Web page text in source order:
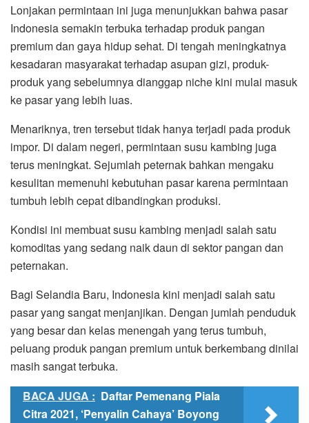
Lonjakan permintaan ini juga menunjukkan bahwa pasar
Indonesia semakin terbuka terhadap produk pangan
premium dan gaya hidup sehat. Di tengah meningkatnya
kesadaran masyarakat terhadap asupan gizi, produk-
produk yang sebelumnya dianggap niche kini mulai masuk
ke pasar yang lebih luas.
Menariknya, tren tersebut tidak hanya terjadi pada produk
impor. Di dalam negeri, permintaan susu kambing juga
terus meningkat. Sejumlah peternak bahkan mengaku
kesulitan memenuhi kebutuhan pasar karena permintaan
tumbuh lebih cepat dibandingkan produksi.
Kondisi ini membuat susu kambing menjadi salah satu
komoditas yang sedang naik daun di sektor pangan dan
peternakan.
Bagi Selandia Baru, Indonesia kini menjadi salah satu
pasar yang sangat menjanjikan. Dengan jumlah penduduk
yang besar dan kelas menengah yang terus tumbuh,
peluang produk pangan premium untuk berkembang dinilai
masih sangat terbuka.
BACA JUGA : Daftar Pemenang Piala
Citra 2021, ‘Penyalin Cahaya’ Boyong